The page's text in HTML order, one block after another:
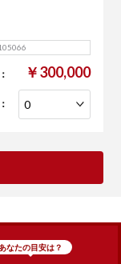
￥300,000
なたの目安は？